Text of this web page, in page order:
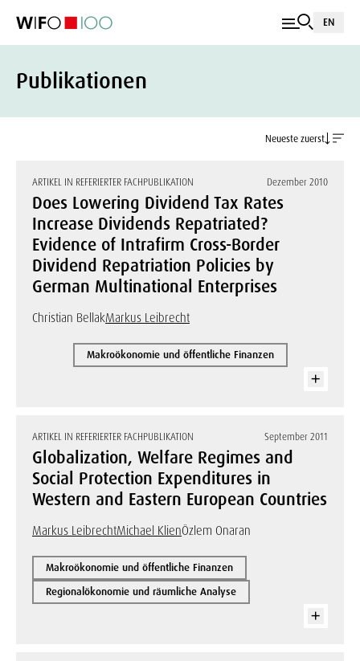
EN
Publikationen
Neueste zuerst
ARTIKEL IN REFERIERTER FACHPUBLIKATION Dezember 2010
Does Lowering Dividend Tax Rates
Increase Dividends Repatriated?
Evidence of Intrafirm Cross-Border
Dividend Repatriation Policies by
German Multinational Enterprises
Christian BellakMarkus Leibrecht
Makroökonomie und öffentliche Finanzen
ARTIKEL IN REFERIERTER FACHPUBLIKATION September 2011
Globalization, Welfare Regimes and
Social Protection Expenditures in
Western and Eastern European Countries
Markus LeibrechtMichael KlienÖzlem Onaran
Makroökonomie und öffentliche Finanzen
Regionalökonomie und räumliche Analyse